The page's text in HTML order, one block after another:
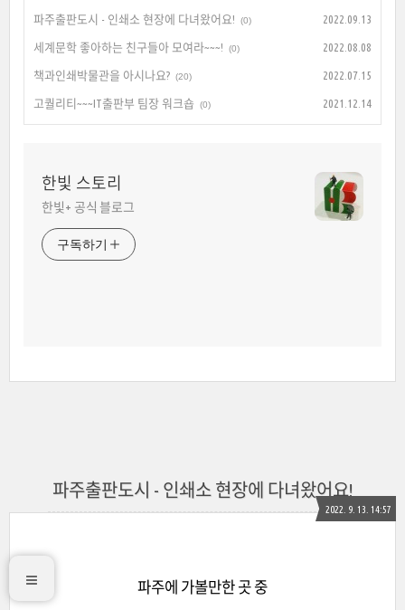
파주출판도시 - 인쇄소 현장에 다녀왔어요! (0) 2022.09.13
세계문학 좋아하는 친구들아 모여라~~~! (0) 2022.08.08
책과인쇄박물관을 아시나요? (20) 2022.07.15
고퀄리티~~~IT출판부 팀장 워크숍 (0) 2021.12.14
한빛 스토리
한빛+ 공식 블로그
구독하기
파주출판도시 - 인쇄소 현장에 다녀왔어요!
2022. 9. 13. 14:57
파주에 가볼만한 곳 중